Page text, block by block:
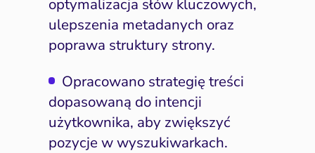
optymalizacja słów kluczowych,
ulepszenia metadanych oraz
poprawa struktury strony.
Opracowano strategię treści
dopasowaną do intencji
użytkownika, aby zwiększyć
pozycje w wyszukiwarkach.